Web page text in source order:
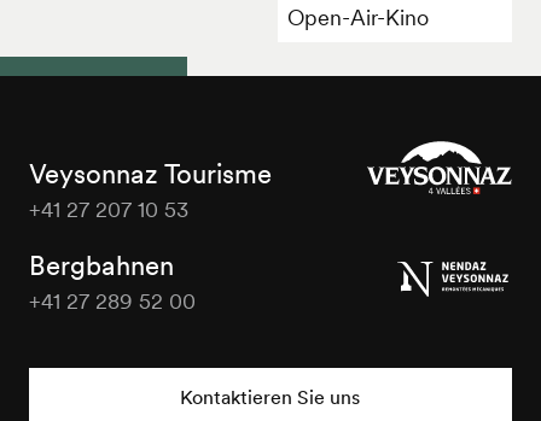
Open-Air-Kino
Veysonnaz Tourisme
+41 27 207 10 53
Bergbahnen
+41 27 289 52 00
Kontaktieren Sie uns